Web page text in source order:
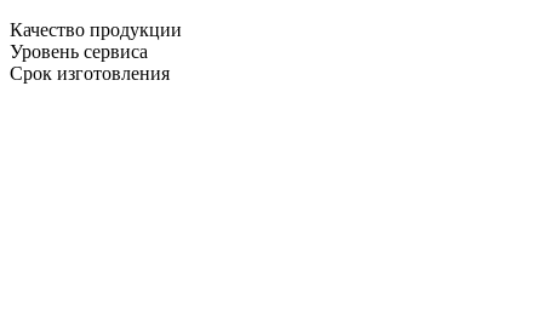
Качество продукции
Уровень сервиса
Срок изготовления